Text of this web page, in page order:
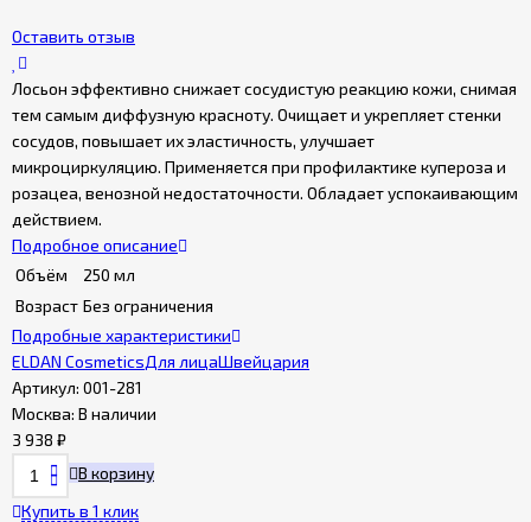
Оставить отзыв
Лосьон эффективно снижает сосудистую реакцию кожи, снимая
тем самым диффузную красноту. Очищает и укрепляет стенки
сосудов, повышает их эластичность, улучшает
микроциркуляцию. Применяется при профилактике купероза и
розацеа, венозной недостаточности. Обладает успокаивающим
действием.
Подробное описание
Объём
250 мл
Возраст Без ограничения
Подробные характеристики
ELDAN CosmeticsДля лицаШвейцария
Артикул: 001-281
Москва: В наличии
3 938 ₽
В корзину
Купить в 1 клик